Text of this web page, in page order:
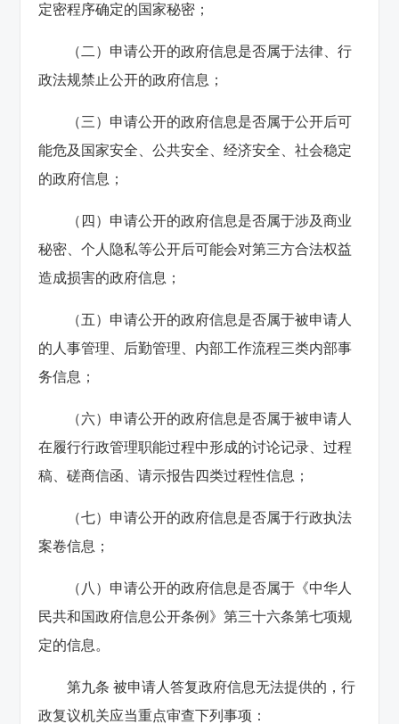
定密程序确定的国家秘密；
（二）申请公开的政府信息是否属于法律、行
政法规禁止公开的政府信息；
（三）申请公开的政府信息是否属于公开后可
能危及国家安全、公共安全、经济安全、社会稳定
的政府信息；
（四）申请公开的政府信息是否属于涉及商业
秘密、个人隐私等公开后可能会对第三方合法权益
造成损害的政府信息；
（五）申请公开的政府信息是否属于被申请人
的人事管理、后勤管理、内部工作流程三类内部事
务信息；
（六）申请公开的政府信息是否属于被申请人
在履行行政管理职能过程中形成的讨论记录、过程
稿、磋商信函、请示报告四类过程性信息；
（七）申请公开的政府信息是否属于行政执法
案卷信息；
（八）申请公开的政府信息是否属于《中华人
民共和国政府信息公开条例》第三十六条第七项规
定的信息。
第九条 被申请人答复政府信息无法提供的，行
政复议机关应当重点审查下列事项：